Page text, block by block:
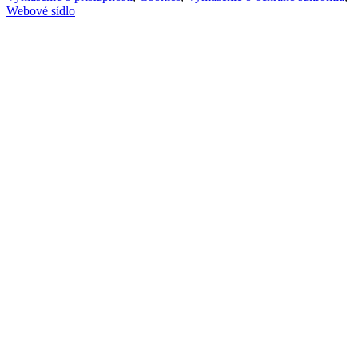
Webové sídlo